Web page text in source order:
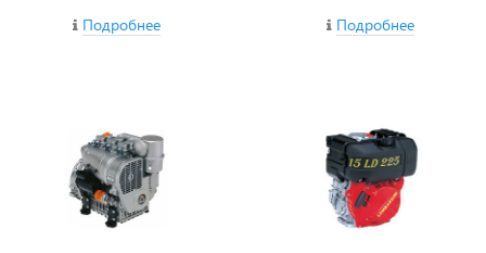
Подробнее Подробнее